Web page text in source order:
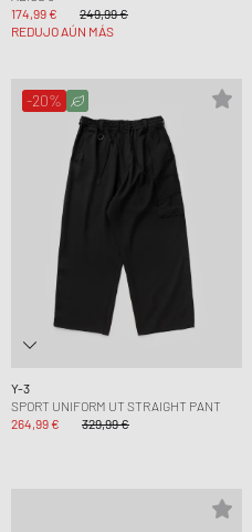
174,99 €
249,99 €
REDUJO AÚN MÁS
-20%
Y-3
SPORT UNIFORM UT STRAIGHT PANT
264,99 €
329,99 €